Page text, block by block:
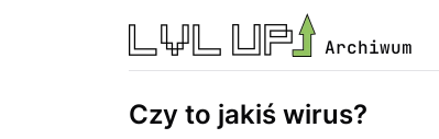
Archiwum
Czy to jakiś wirus?